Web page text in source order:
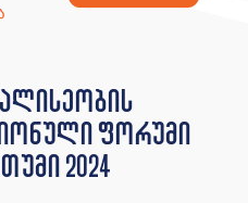
ფორუმი
2024